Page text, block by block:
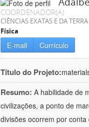
COORDENADOR(A)
CIÊNCIAS EXATAS E DA TERRA
Física
E-mail Currículo
Título do Projeto:
Resumo: A habilidade de
civilizações, a ponto de
divisões ocorrem por